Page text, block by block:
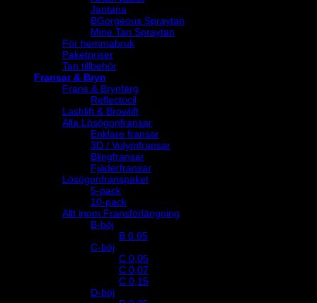
Jantana
BGorgeous Spraytan
Mine Tan Spraytan
För hemmabruk
Paketpriser
Tan tillbehör
Fransar & Bryn
Frans & Brynfärg
Reflectocil
Lashlift & Browlift
Alla Lösögonfransar
Enklare fransar
3D / Volymfransar
Blingfransar
Fjäderfransar
Lösögonfranspaket
5-pack
10-pack
Allt inom Fransförlängning
B-böj
B 0.05
C-böj
C 0,05
C 0,07
C 0,15
D-böj